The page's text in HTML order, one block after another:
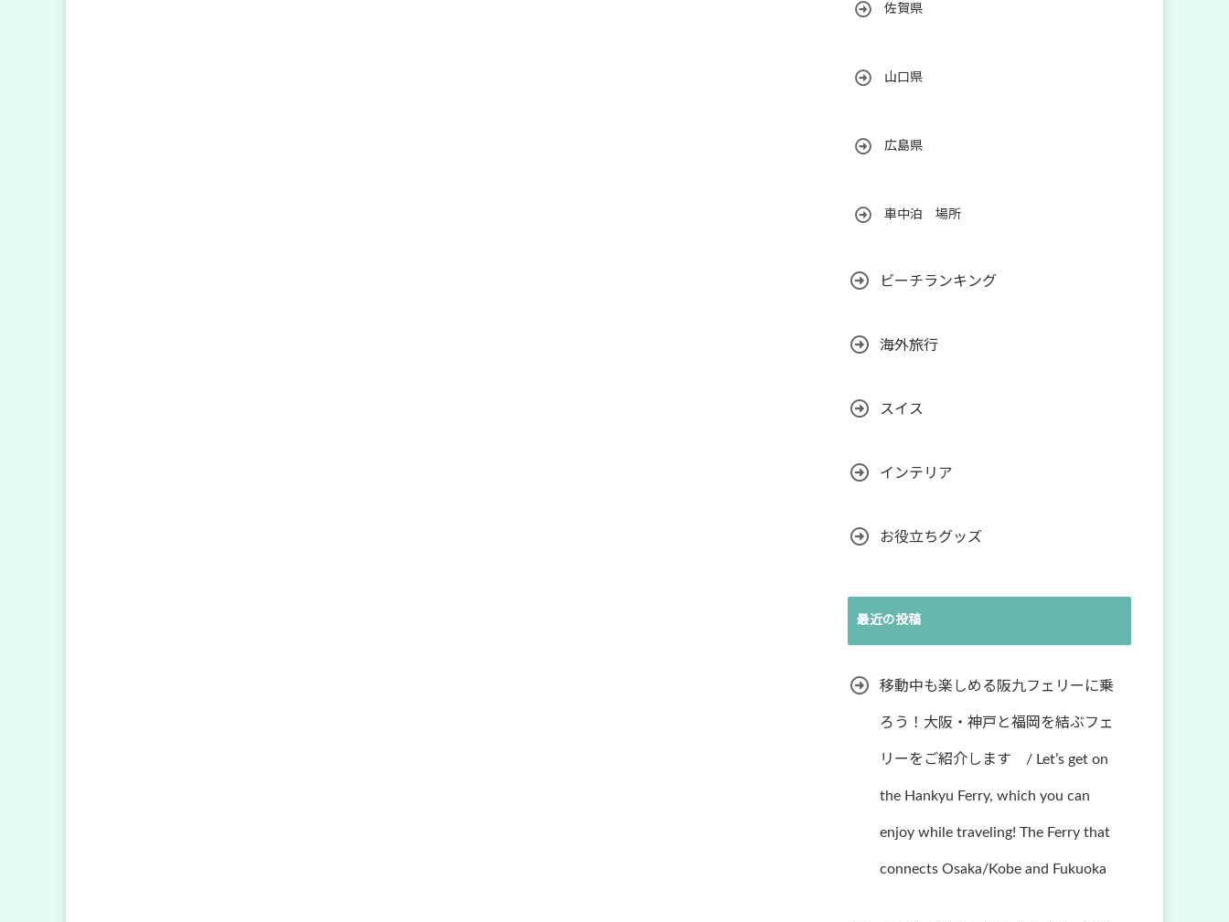
佐賀県
山口県
広島県
車中泊 場所
ビーチランキング
海外旅行
スイス
インテリア
お役立ちグッズ
最近の投稿
移動中も楽しめる阪九フェリーに乗
ろう！大阪・神戸と福岡を結ぶフェ
リーをご紹介します / Let’s get on
the Hankyu Ferry, which you can
enjoy while traveling! The Ferry that
connects Osaka/Kobe and Fukuoka